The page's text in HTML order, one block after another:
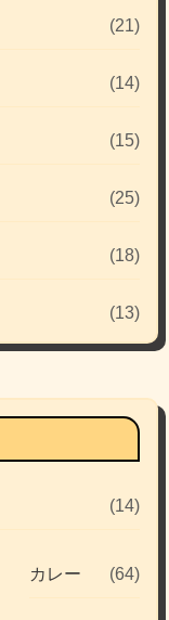
(21)
(14)
(15)
(25)
(18)
(13)
(14)
カレー (64)